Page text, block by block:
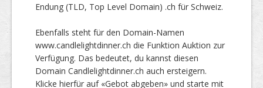
Endung (TLD, Top Level Domain) .ch für Schweiz.
Ebenfalls steht für den Domain-Namen
www.candlelightdinner.ch die Funktion Auktion zur
Verfügung. Das bedeutet, du kannst diesen
Domain Candlelightdinner.ch auch ersteigern.
Klicke hierfür auf «Gebot abgeben» und starte mit